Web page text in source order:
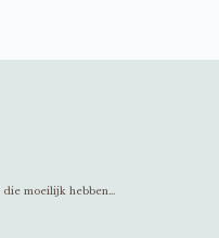
moeilijk hebben...